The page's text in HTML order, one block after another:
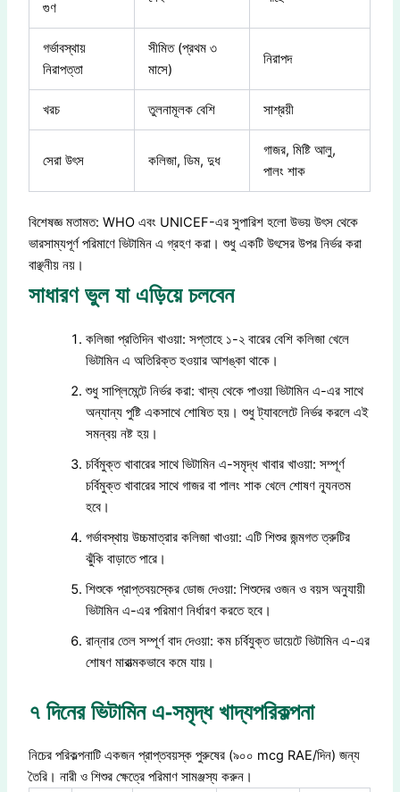
গুণ
গর্ভাবস্থায়
নিরাপত্তা
সীমিত (প্রথম ৩
মাসে)
নিরাপদ
খরচ তুলনামূলক বেশি সাশ্রয়ী
সেরা উৎস কলিজা, ডিম, দুধ
গাজর, মিষ্টি আলু,
পালং শাক
বিশেষজ্ঞ মতামত: WHO এবং UNICEF-এর সুপারিশ হলো উভয় উৎস থেকে
ভারসাম্যপূর্ণ পরিমাণে ভিটামিন এ গ্রহণ করা। শুধু একটি উৎসের উপর নির্ভর করা
বাঞ্ছনীয় নয়।
সাধারণ ভুল যা এড়িয়ে চলবেন
কলিজা প্রতিদিন খাওয়া: সপ্তাহে ১-২ বারের বেশি কলিজা খেলে
ভিটামিন এ অতিরিক্ত হওয়ার আশঙ্কা থাকে।
শুধু সাপ্লিমেন্টে নির্ভর করা: খাদ্য থেকে পাওয়া ভিটামিন এ-এর সাথে
অন্যান্য পুষ্টি একসাথে শোষিত হয়। শুধু ট্যাবলেটে নির্ভর করলে এই
সমন্বয় নষ্ট হয়।
চর্বিমুক্ত খাবারের সাথে ভিটামিন এ-সমৃদ্ধ খাবার খাওয়া: সম্পূর্ণ
চর্বিমুক্ত খাবারের সাথে গাজর বা পালং শাক খেলে শোষণ ন্যূনতম
হবে।
গর্ভাবস্থায় উচ্চমাত্রার কলিজা খাওয়া: এটি শিশুর জন্মগত ত্রুটির
ঝুঁকি বাড়াতে পারে।
শিশুকে প্রাপ্তবয়স্কের ডোজ দেওয়া: শিশুদের ওজন ও বয়স অনুযায়ী
ভিটামিন এ-এর পরিমাণ নির্ধারণ করতে হবে।
রান্নার তেল সম্পূর্ণ বাদ দেওয়া: কম চর্বিযুক্ত ডায়েটে ভিটামিন এ-এর
শোষণ মারাত্মকভাবে কমে যায়।
৭ দিনের ভিটামিন এ-সমৃদ্ধ খাদ্যপরিকল্পনা
নিচের পরিকল্পনাটি একজন প্রাপ্তবয়স্ক পুরুষের (৯০০ mcg RAE/দিন) জন্য
তৈরি। নারী ও শিশুর ক্ষেত্রে পরিমাণ সামঞ্জস্য করুন।